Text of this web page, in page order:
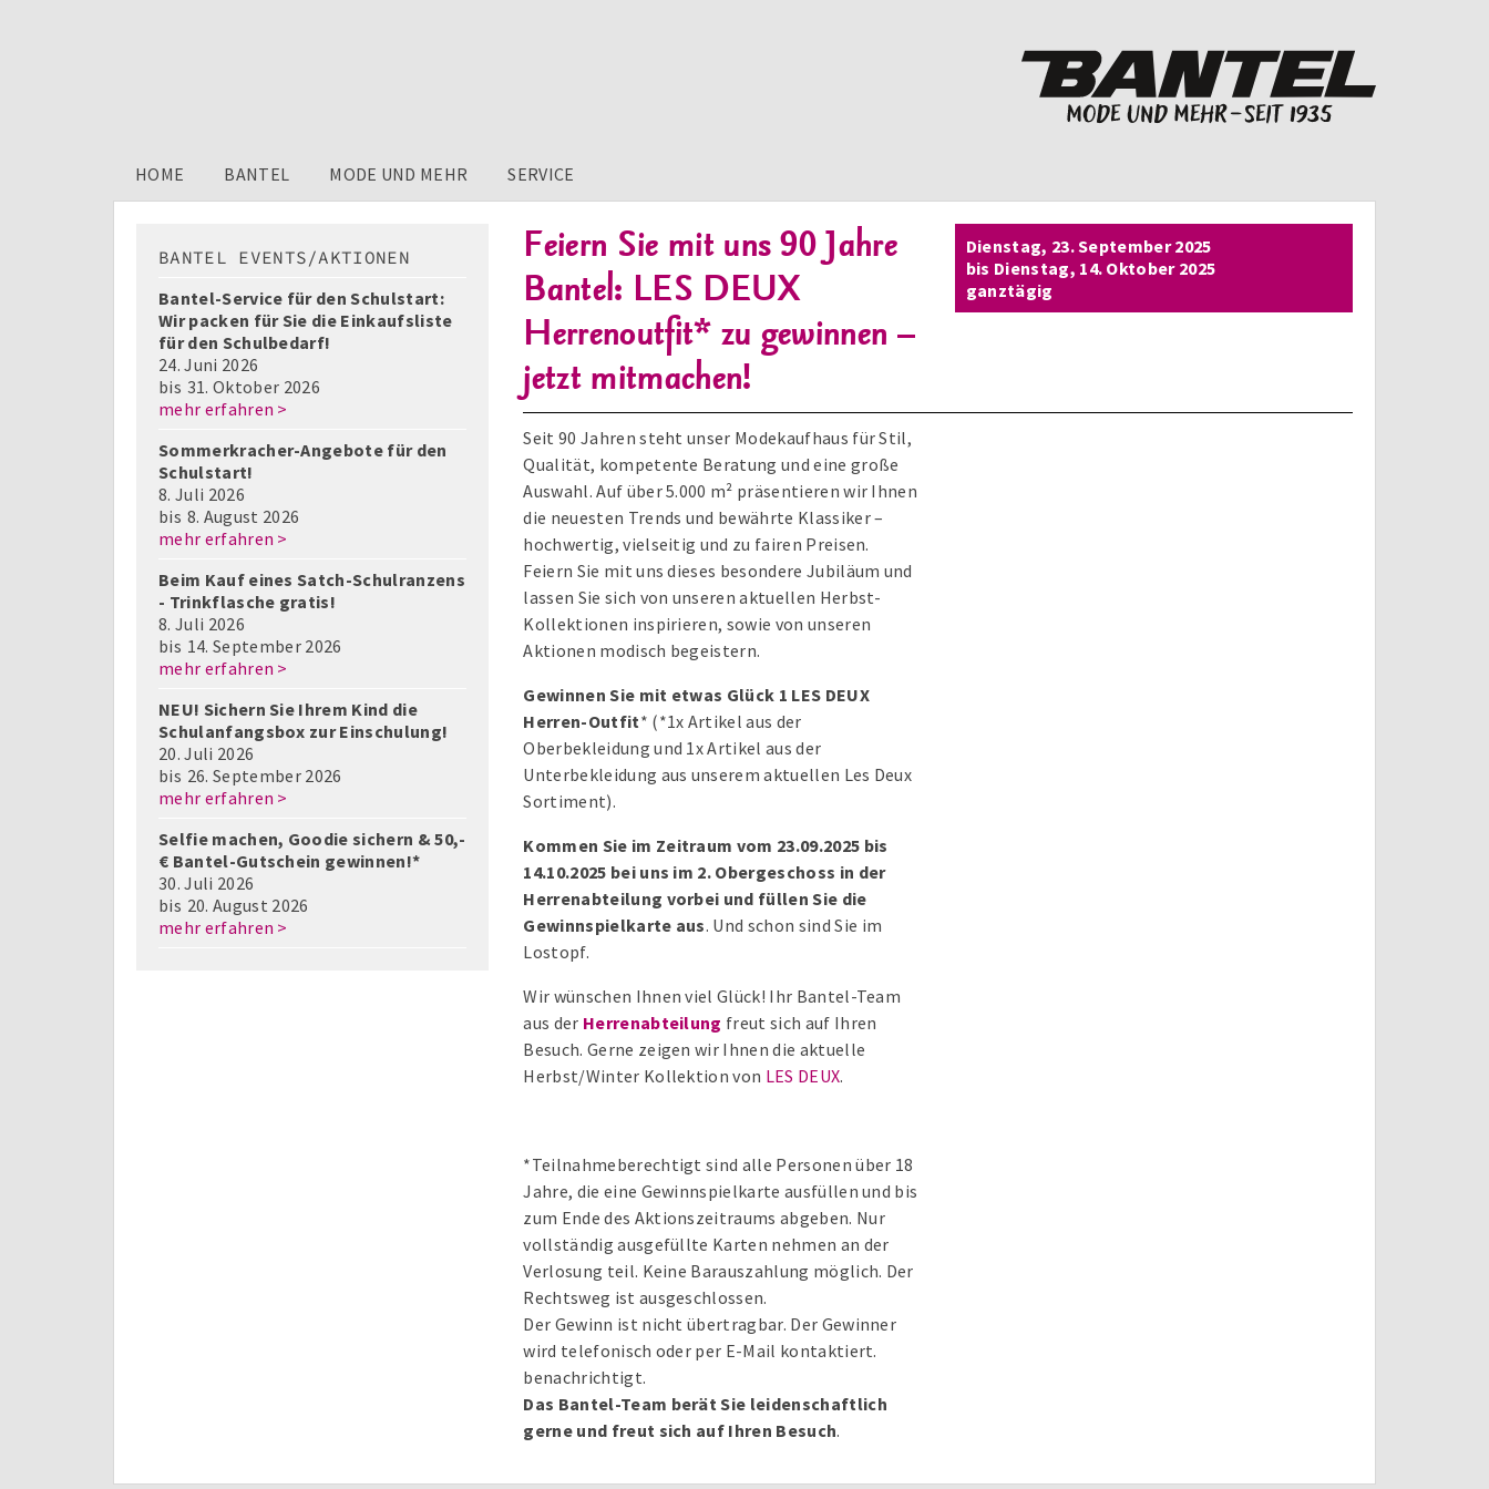
HOME BANTEL MODE UND MEHR SERVICE
Feiern Sie mit uns 90 Jahre
Bantel: LES DEUX
Herrenoutfit* zu gewinnen –
jetzt mitmachen!
Dienstag, 23. September 2025
bis Dienstag, 14. Oktober 2025
ganztägig
Seit 90 Jahren steht unser Modekaufhaus für Stil,
Qualität, kompetente Beratung und eine große
Auswahl. Auf über 5.000 m² präsentieren wir Ihnen
die neuesten Trends und bewährte Klassiker –
hochwertig, vielseitig und zu fairen Preisen.
Feiern Sie mit uns dieses besondere Jubiläum und
lassen Sie sich von unseren aktuellen Herbst-
Kollektionen inspirieren, sowie von unseren
Aktionen modisch begeistern.
Gewinnen Sie mit etwas Glück 1 LES DEUX
Herren-Outfit* (*1x Artikel aus der
Oberbekleidung und 1x Artikel aus der
Unterbekleidung aus unserem aktuellen Les Deux
Sortiment).
Kommen Sie im Zeitraum vom 23.09.2025 bis
14.10.2025 bei uns im 2. Obergeschoss in der
Herrenabteilung vorbei und füllen Sie die
Gewinnspielkarte aus. Und schon sind Sie im
Lostopf.
Wir wünschen Ihnen viel Glück! Ihr Bantel-Team
aus der Herrenabteilung freut sich auf Ihren
Besuch. Gerne zeigen wir Ihnen die aktuelle
Herbst/Winter Kollektion von LES DEUX.
*Teilnahmeberechtigt sind alle Personen über 18
Jahre, die eine Gewinnspielkarte ausfüllen und bis
zum Ende des Aktionszeitraums abgeben. Nur
vollständig ausgefüllte Karten nehmen an der
Verlosung teil. Keine Barauszahlung möglich. Der
Rechtsweg ist ausgeschlossen.
Der Gewinn ist nicht übertragbar. Der Gewinner
wird telefonisch oder per E-Mail kontaktiert.
benachrichtigt.
Das Bantel-Team berät Sie leidenschaftlich
gerne und freut sich auf Ihren Besuch.
BANTEL EVENTS/AKTIONEN
Bantel-Service für den Schulstart:
Wir packen für Sie die Einkaufsliste
für den Schulbedarf!
24. Juni 2026
bis 31. Oktober 2026
mehr erfahren >
Sommerkracher-Angebote für den
Schulstart!
8. Juli 2026
bis 8. August 2026
mehr erfahren >
Beim Kauf eines Satch-Schulranzens
- Trinkflasche gratis!
8. Juli 2026
bis 14. September 2026
mehr erfahren >
NEU! Sichern Sie Ihrem Kind die
Schulanfangsbox zur Einschulung!
20. Juli 2026
bis 26. September 2026
mehr erfahren >
Selfie machen, Goodie sichern & 50,-
€ Bantel-Gutschein gewinnen!*
30. Juli 2026
bis 20. August 2026
mehr erfahren >